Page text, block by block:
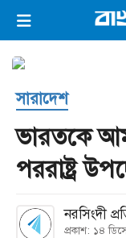
ভিডিও ই-পেপার
প্রচ্ছদ
সব বিভাগ
কনভার্টার
সারাদেশ
ভারতকে
পররাষ্ট্র
নরসিংদী
প্রকাশ: ১৪